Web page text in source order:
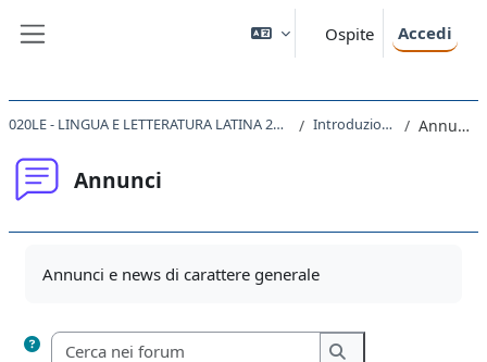
Ospite Accedi
020LE - LINGUA E LETTERATURA LATINA 2020 Introduzione Annunci
Annunci
Annunci e news di carattere generale
Cerca nei forum